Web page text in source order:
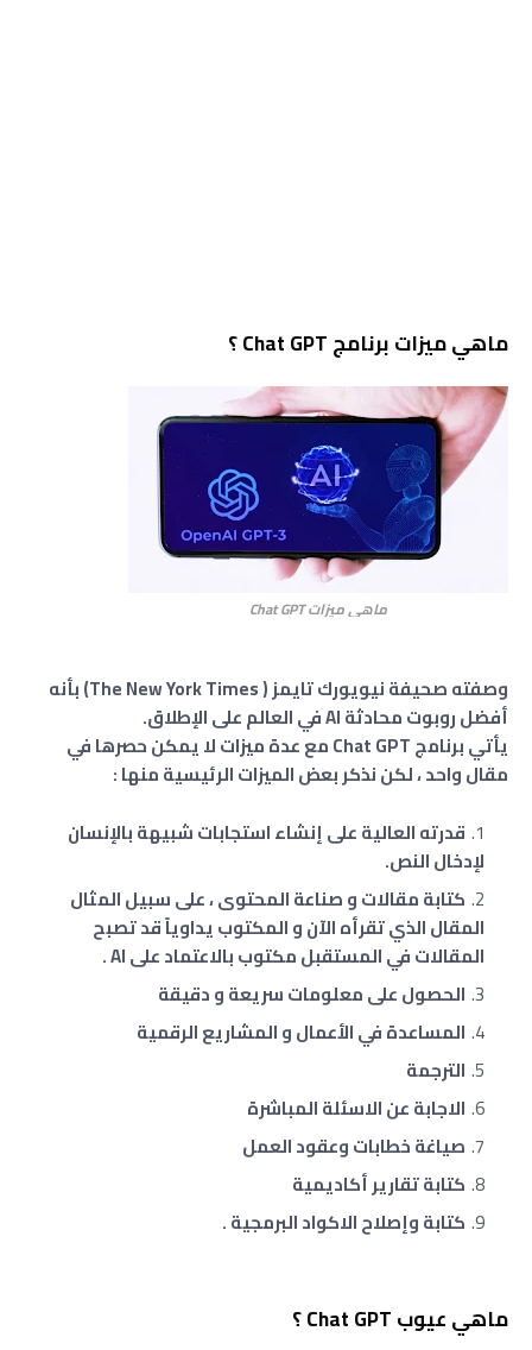
ماهي ميزات برنامج Chat GPT ؟
ماهي ميزات Chat GPT
وصفته صحيفة نيويورك تايمز ( The New York Times)‏ بأنه
أفضل روبوت محادثة AI في العالم على الإطلاق.
يأتي برنامج Chat GPT مع عدة ميزات لا يمكن حصرها في
مقال واحد ، لكن نذكر بعض الميزات الرئيسية منها :
قدرته العالية على إنشاء استجابات شبيهة بالإنسان
لإدخال النص.
كتابة مقالات و صناعة المحتوى ، على سبيل المثال
المقال الذي تقرأه الآن و المكتوب يداوياً قد تصبح
المقالات في المستقبل مكتوب بالاعتماد على AI .
الحصول على معلومات سريعة و دقيقة
المساعدة في الأعمال و المشاريع الرقمية
الترجمة
الاجابة عن الاسئلة المباشرة
صياغة خطابات وعقود العمل
كتابة تقارير أكاديمية
كتابة وإصلاح الاكواد البرمجية .
ماهي عيوب Chat GPT ؟